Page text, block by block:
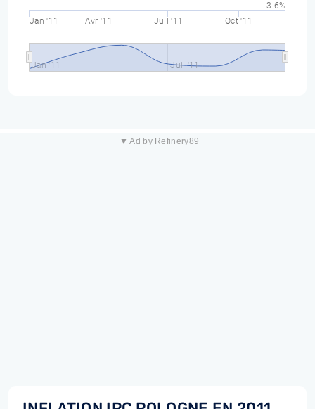
Jan '11 Avr '11 Juil '11 Oct '11
Jan '11 Juil '11
3.6%
▼ Ad by Refinery89